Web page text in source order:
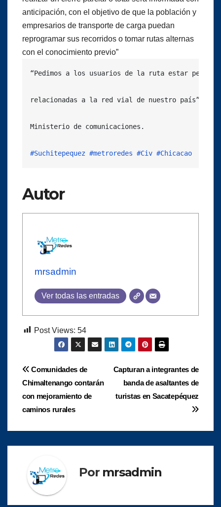
anticipación, con el objetivo de que la población y
empresarios de transporte de carga puedan
reprogramar sus recorridos o tomar rutas alternas
con el conocimiento previo”
“Pedimos a los usuarios de la ruta estar
relacionadas a la red vial de nuestro país”
Ministerio de comunicaciones.
#Suchitepequez #metroredes #Civ #Chicacao
Autor
mrsadmin
Ver todas las entradas
Post Views: 54
Navegación
de
entradas
Capturan a integrantes de
banda de asaltantes de
turistas en Sacatepéquez
Comunidades de
Chimaltenango contarán
con mejoramiento de
caminos rurales
Por mrsadmin